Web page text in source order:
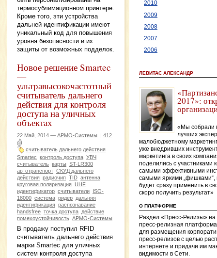
термосублимационном принтере.
Кроме того, эти устройства
дальней идентификации имеют
уникальный код для повышения
уровня безопасности и их
защиты от возможных подделок.
Новое решение Smartec
—
ультравысокочастотный
считыватель дальнего
действия для контроля
доступа на уличных
объектах
22 Май, 2014 — АРМО-Системы | 412
считыватель дальнего действия
Smartec контроль доступа УВЧ
считыватель карты ST-LR300
автотранспорт СКУД дальнего
действия радиочип TID антенна
круговая поляризация UHF
идентификатор считыватели ISO-
18000 система ридер дальняя
идентификация распознавание
handsfree точка доступа действие
помехоустойчивость АРМО-Системы
В продажу поступил RFID
считыватель дальнего действия
марки Smartec для уличных
систем контроля доступа
2010
2009
2008
2007
2006
ЛЕВИТАС АЛЕКСАНДР
2017»:
«Мы собрали
лучших
малобюджетному
уже внедривших
маркетинга в своих
поделились с участниками
самыми эффективными
самыми яркими „фишками“,
будет сразу применить в
скоро получить результат»
О ПЛАТФОРМЕ
Раздел «Пресс-Релизы»
пресс-релизная
для размещения
пресс-релизов с целью
интернете и придачи им
видимости в Сети.